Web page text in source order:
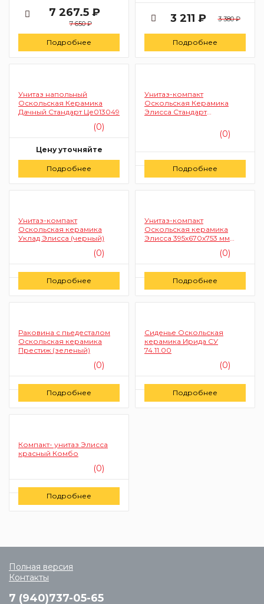
7 267.5 ₽
7 650 ₽
Подробнее
3 211 ₽ 3 380 ₽
Подробнее
Унитаз напольный
Оскольская Керамика
Дачный Стандарт Це013049
(0)
Цену уточняйте
Заказать
Подробнее
Унитаз-компакт
Оскольская Керамика
Элисса Стандарт
(0)
Заказать
Подробнее
Унитаз-компакт
Оскольская керамика
Уклад Элисса (черный)
(0)
Заказать
Подробнее
Унитаз-компакт
Оскольская керамика
Элисса 395х670х753 мм
(0)
Заказать
Подробнее
Раковина с пьедесталом
Оскольская керамика
Престиж (зеленый)
(0)
Заказать
Подробнее
Сиденье Оскольская
керамика Ирида СУ
74.11.00
(0)
Заказать
Подробнее
Компакт- унитаз Элисса
красный Комбо
(0)
Заказать
Подробнее
Полная версия
Контакты
7 (940)737-05-65